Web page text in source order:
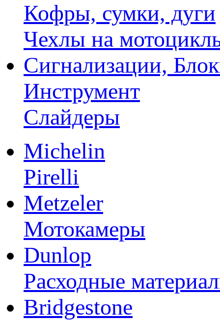
Кофры, сумки, дуги
Чехлы на
Сигнализации,
Инструмент
Слайдеры
Michelin
Pirelli
Metzeler
Мотокамеры
Dunlop
Расходные
Bridgestone